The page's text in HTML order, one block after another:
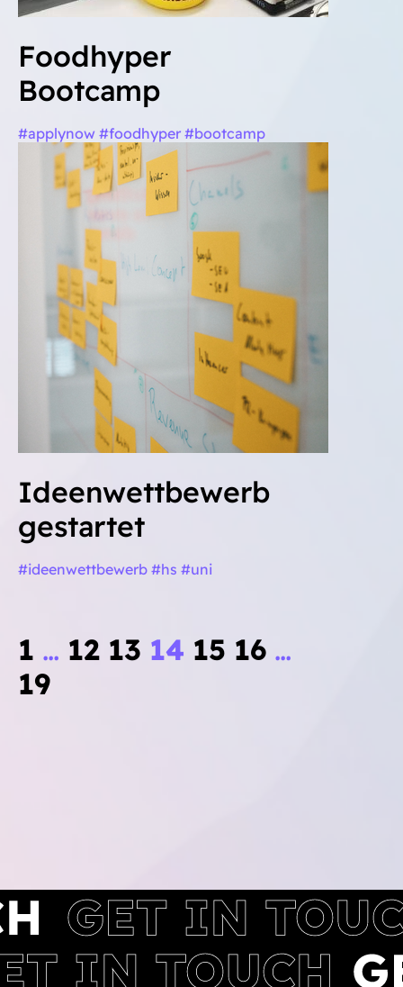
Foodhyper
Bootcamp
#applynow #foodhyper #bootcamp
Ideenwettbewerb
gestartet
#ideenwettbewerb #hs #uni
1 … 12 13 14 15 16 …
19